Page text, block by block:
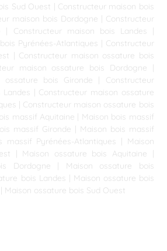
Sud Ouest | Constructeur maison bois
maison bois Dordogne | Constructeur
| Constructeur maison bois Landes |
Pyrénées-Atlantiques | Constructeur
| Constructeur maison ossature bois
maison ossature bois Dordogne |
ossature bois Gironde | Constructeur
| Constructeur maison ossature
| Constructeur maison ossature bois
massif Aquitaine | Maison bois massif
massif Gironde | Maison bois massif
massif Pyrénées-Atlantiques |
Maison
| Maison ossature bois Aquitaine |
Dordogne |
Maison ossature bois
bois Landes | Maison ossature bois
| Maison ossature bois Sud Ouest